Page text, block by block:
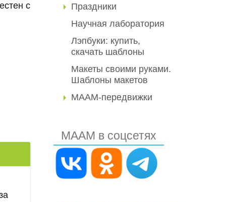
с
Праздники
Научная лаборатория
Лэпбуки: купить,
скачать шаблоны
Макеты своими руками.
Шаблоны макетов
МААМ-передвижки
МААМ в соцсетях